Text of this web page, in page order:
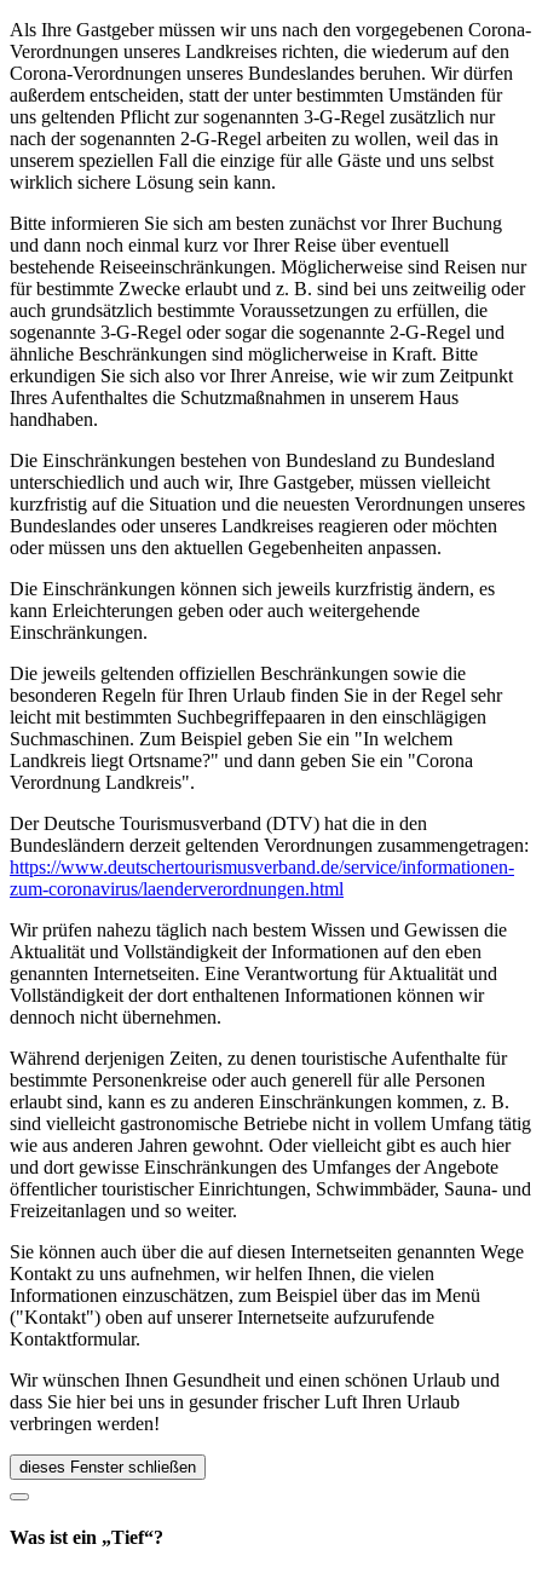
Als Ihre Gastgeber müssen wir uns nach den vorgegebenen Corona-
Verordnungen unseres Landkreises richten, die wiederum auf den
Corona-Verordnungen unseres Bundeslandes beruhen. Wir dürfen
außerdem entscheiden, statt der unter bestimmten Umständen für
uns geltenden Pflicht zur sogenannten 3-G-Regel zusätzlich nur
nach der sogenannten 2-G-Regel arbeiten zu wollen, weil das in
unserem speziellen Fall die einzige für alle Gäste und uns selbst
wirklich sichere Lösung sein kann.
Bitte informieren Sie sich am besten zunächst vor Ihrer Buchung
und dann noch einmal kurz vor Ihrer Reise über eventuell
bestehende Reiseeinschränkungen. Möglicherweise sind Reisen nur
für bestimmte Zwecke erlaubt und z. B. sind bei uns zeitweilig oder
auch grundsätzlich bestimmte Voraussetzungen zu erfüllen, die
sogenannte 3-G-Regel oder sogar die sogenannte 2-G-Regel und
ähnliche Beschränkungen sind möglicherweise in Kraft. Bitte
erkundigen Sie sich also vor Ihrer Anreise, wie wir zum Zeitpunkt
Ihres Aufenthaltes die Schutzmaßnahmen in unserem Haus
handhaben.
Die Einschränkungen bestehen von Bundesland zu Bundesland
unterschiedlich und auch wir, Ihre Gastgeber, müssen vielleicht
kurzfristig auf die Situation und die neuesten Verordnungen unseres
Bundeslandes oder unseres Landkreises reagieren oder möchten
oder müssen uns den aktuellen Gegebenheiten anpassen.
Die Einschränkungen können sich jeweils kurzfristig ändern, es
kann Erleichterungen geben oder auch weitergehende
Einschränkungen.
Die jeweils geltenden offiziellen Beschränkungen sowie die
besonderen Regeln für Ihren Urlaub finden Sie in der Regel sehr
leicht mit bestimmten Suchbegriffepaaren in den einschlägigen
Suchmaschinen. Zum Beispiel geben Sie ein "In welchem
Landkreis liegt Ortsname?" und dann geben Sie ein "Corona
Verordnung Landkreis".
Der Deutsche Tourismusverband (DTV) hat die in den
Bundesländern derzeit geltenden Verordnungen zusammengetragen:
https://www.deutscher­tourismusverband.de/­service/­informationen-
zum-coronavirus/­laenderverordnungen.html
Wir prüfen nahezu täglich nach bestem Wissen und Gewissen die
Aktualität und Vollständigkeit der Informationen auf den eben
genannten Internetseiten. Eine Verantwortung für Aktualität und
Vollständigkeit der dort enthaltenen Informationen können wir
dennoch nicht übernehmen.
Während derjenigen Zeiten, zu denen touristische Aufenthalte für
bestimmte Personenkreise oder auch generell für alle Personen
erlaubt sind, kann es zu anderen Einschränkungen kommen, z. B.
sind vielleicht gastronomische Betriebe nicht in vollem Umfang tätig
wie aus anderen Jahren gewohnt. Oder vielleicht gibt es auch hier
und dort gewisse Einschränkungen des Umfanges der Angebote
öffentlicher touristischer Einrichtungen, Schwimmbäder, Sauna- und
Freizeitanlagen und so weiter.
Sie können auch über die auf diesen Internetseiten genannten Wege
Kontakt zu uns aufnehmen, wir helfen Ihnen, die vielen
Informationen einzuschätzen, zum Beispiel über das im Menü
("Kontakt") oben auf unserer Internetseite aufzurufende
Kontaktformular.
Wir wünschen Ihnen Gesundheit und einen schönen Urlaub und
dass Sie hier bei uns in gesunder frischer Luft Ihren Urlaub
verbringen werden!
dieses Fenster schließen
Was ist ein „Tief“?